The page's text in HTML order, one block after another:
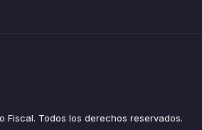
Fiscal. Todos los derechos reservados.